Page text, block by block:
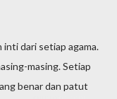
dari setiap agama.
masing. Setiap
benar dan patut